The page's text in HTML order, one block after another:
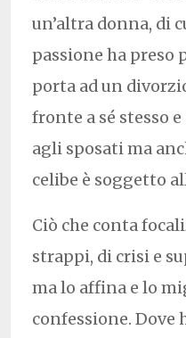
un’altra donna, di
passione ha preso
porta ad un
fronte a sé stesso
agli sposati ma
celibe è soggetto
Ciò che conta
strappi, di crisi e
ma lo affina e lo
confessione. Dove